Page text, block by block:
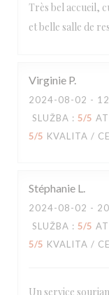
Très bel accueil,
et belle salle de
Virginie P
2024-08-02 -
SLUŽBA : 5/5
5/5 KVALITA /
Stéphanie L
2024-08-02 -
SLUŽBA : 5/5
5/5 KVALITA /
Un service